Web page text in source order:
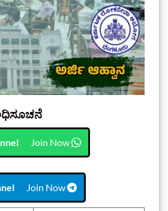
Join Now
Join Now